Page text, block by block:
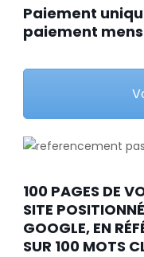
Paiement
paiement
100 PAGES DE
SITE
GOOGLE, EN
SUR 100 MOTS